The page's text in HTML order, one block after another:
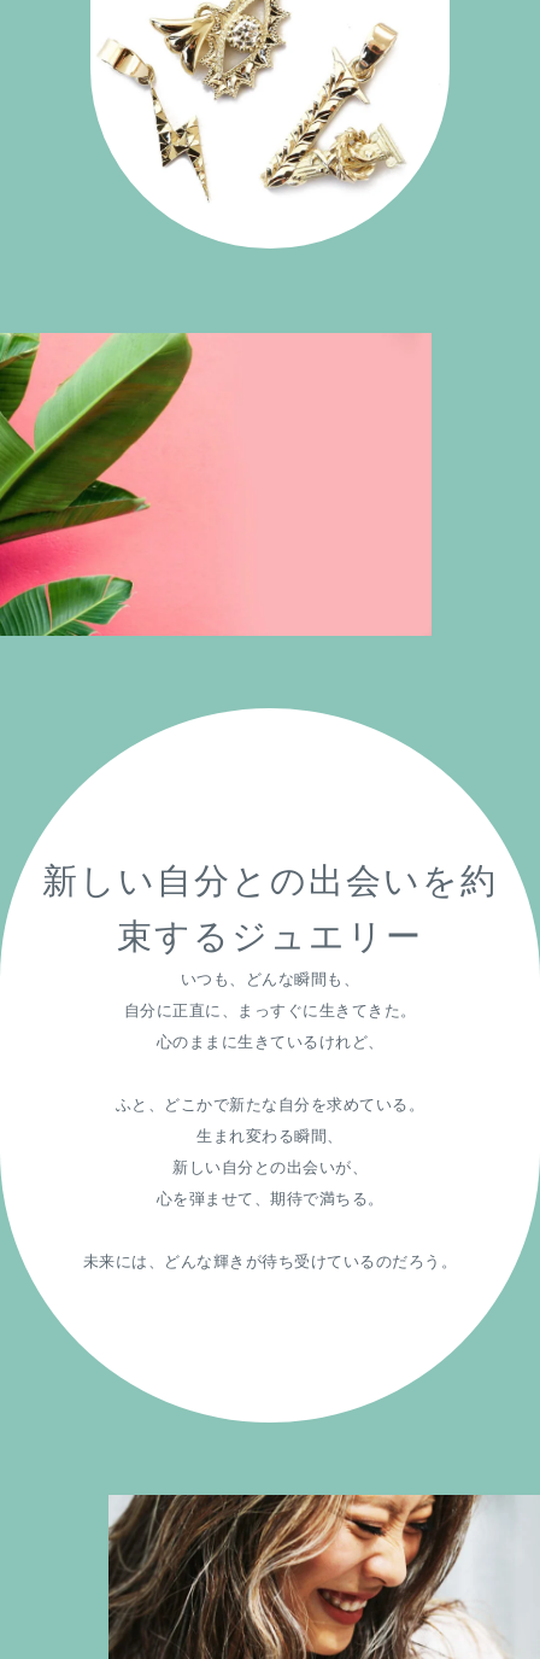
新しい自分との出会いを約
束するジュエリー
いつも、どんな瞬間も、
自分に正直に、まっすぐに生きてきた。
心のままに生きているけれど、
ふと、どこかで新たな自分を求めている。
生まれ変わる瞬間、
新しい自分との出会いが、
心を弾ませて、期待で満ちる。
未来には、どんな輝きが待ち受けているのだろう。